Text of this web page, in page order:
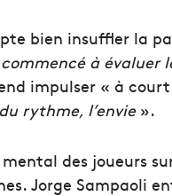
bien insuffler la
à évaluer
impulser « à
rythme, l’envie».
mental des joueurs
Jorge Sampaoli